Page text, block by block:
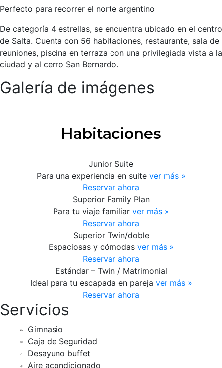
Perfecto para recorrer el norte argentino
De categoría 4 estrellas, se encuentra ubicado en el centro
de Salta. Cuenta con 56 habitaciones, restaurante, sala de
reuniones, piscina en terraza con una privilegiada vista a la
ciudad y al cerro San Bernardo.
Galería de imágenes
Habitaciones
Junior Suite
Para una experiencia en suitever más »
Reservar ahora
Superior Family Plan
Para tu viaje familiar ver más »
Reservar ahora
Superior Twin/doble
Espaciosas y cómodasver más »
Reservar ahora
Estándar – Twin / Matrimonial
Ideal para tu escapada en pareja ver más »
Reservar ahora
Servicios
Gimnasio
Caja de Seguridad
Desayuno buffet
Aire acondicionado